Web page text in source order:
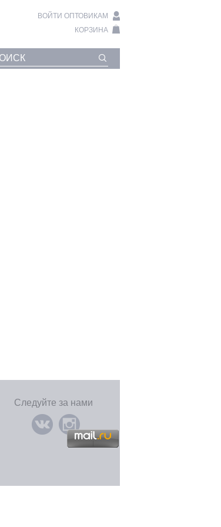
ВОЙТИ ОПТОВИКАМ
КОРЗИНА
Следуйте за нами